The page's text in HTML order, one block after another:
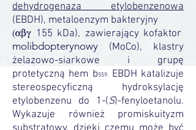
dehydrogenaza etylobenzenowa
(EBDH), metaloenzym bakteryjny
(abg
155 kDa), zawierający kofaktor
molibdopterynowy (MoCo), klastry
żelazowo-siarkowe i
grupę
protetyczną hem b559. EBDH katalizuje
stereospecyficzną hydroksylację
etylobenzenu do 1-(S)-fenyloetanolu.
Wykazuje również promiskuityzm